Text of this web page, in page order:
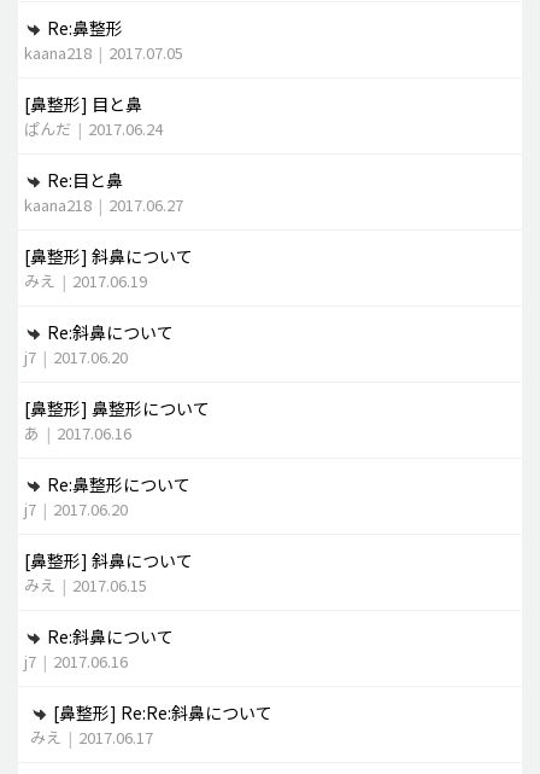
Re:鼻整形
kaana218 | 2017.07.05
[鼻整形] 目と鼻
ぱんだ | 2017.06.24
Re:目と鼻
kaana218 | 2017.06.27
[鼻整形] 斜鼻について
みえ | 2017.06.19
Re:斜鼻について
j7 | 2017.06.20
[鼻整形] 鼻整形について
あ | 2017.06.16
Re:鼻整形について
j7 | 2017.06.20
[鼻整形] 斜鼻について
みえ | 2017.06.15
Re:斜鼻について
j7 | 2017.06.16
[鼻整形] Re:Re:斜鼻について
みえ | 2017.06.17